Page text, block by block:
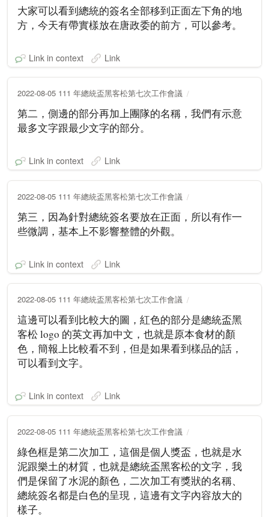
大家可以看到總統的簽名全部移到正面左下角的地
方，今天有帶實樣放在唐政委的前方，可以參考。
Link in context Link
2022-08-05 111 年總統盃黑客松第七次工作會議
第二，側邊的部分再加上團隊的名稱，我們有示意
最多文字跟最少文字的部分。
Link in context Link
2022-08-05 111 年總統盃黑客松第七次工作會議
第三，因為針對總統簽名要放在正面，所以有作一
些微調，基本上不影響整體的外觀。
Link in context Link
2022-08-05 111 年總統盃黑客松第七次工作會議
這邊可以看到比較大的圖，紅色的部分是總統盃黑
客松 logo 的英文再加中文，也就是原本食材的顏
色，簡報上比較看不到，但是如果看到樣品的話，
可以看到文字。
Link in context Link
2022-08-05 111 年總統盃黑客松第七次工作會議
綠色框是第二次加工，這個是個人獎盃，也就是水
泥跟樂土的材質，也就是總統盃黑客松的文字，我
們是保留了水泥的顏色，二次加工有獎狀的名稱、
總統簽名都是白色的呈現，這邊有文字內容放大的
樣子。